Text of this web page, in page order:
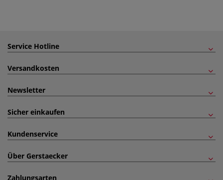
Service Hotline
Versandkosten
Newsletter
Sicher einkaufen
Kundenservice
Über Gerstaecker
Zahlungsarten